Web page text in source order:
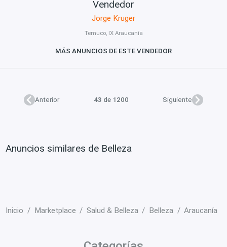
Vendedor
Jorge Kruger
Temuco, IX Araucanía
MÁS ANUNCIOS DE ESTE VENDEDOR
Anterior 43 de 1200 Siguiente
Anuncios similares de Belleza
Inicio Marketplace Salud & Belleza Belleza Araucanía